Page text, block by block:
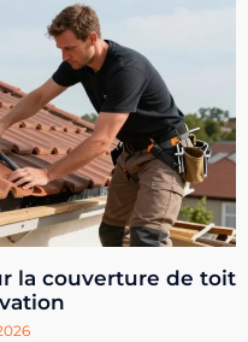
la couverture de toit